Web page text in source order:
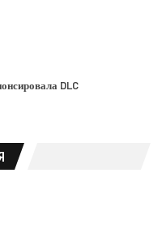
DLC